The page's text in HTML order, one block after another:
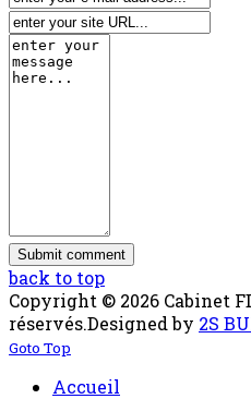
back to top
Copyright © 2026 Cabinet
réservés.Designed by 2S
Goto Top
Accueil